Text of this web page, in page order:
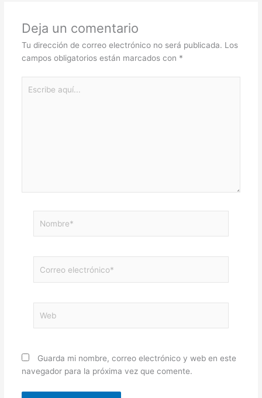
Deja un comentario
Tu dirección de correo electrónico no será publicada. Los
campos obligatorios están marcados con *
aquí...
electrónico*
Guarda mi nombre, correo electrónico y web en este
navegador para la próxima vez que comente.